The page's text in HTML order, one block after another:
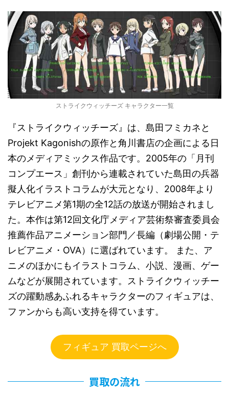
ストライクウィッチーズ キャラクター一覧
『ストライクウィッチーズ』は、島田フミカネと
Projekt Kagonishの原作と角川書店の企画による日
本のメディアミックス作品です。2005年の「月刊
コンプエース」創刊から連載されていた島田の兵器
擬人化イラストコラムが大元となり、2008年より
テレビアニメ第1期の全12話の放送が開始されまし
た。本作は第12回文化庁メディア芸術祭審査委員会
推薦作品アニメーション部門／長編（劇場公開・テ
レビアニメ・OVA）に選ばれています。 また、ア
ニメのほかにもイラストコラム、小説、漫画、ゲー
ムなどが展開されています。ストライクウィッチー
ズの躍動感あふれるキャラクターのフィギュアは、
ファンからも高い支持を得ています。
フィギュア 買取ページへ
買取の流れ